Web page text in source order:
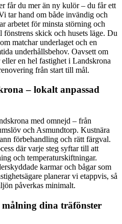
får du mer än ny kulör – du får ett
tar hand om både invändig och
arbetet för minsta störning och
fönstrens skick och husets läge. Du
matchar underlaget och en
underhållsbehov. Oavsett om
en hel fastighet i Landskrona
från start till mål.
– lokalt anpassad
med omnejd – från
och Asmundtorp. Kustnära
förbehandling och rätt färgval.
där varje steg syftar till att
och temperaturskiftningar.
karmar och bågar som
planerar vi etappvis, så
påverkas minimalt.
målning dina träfönster